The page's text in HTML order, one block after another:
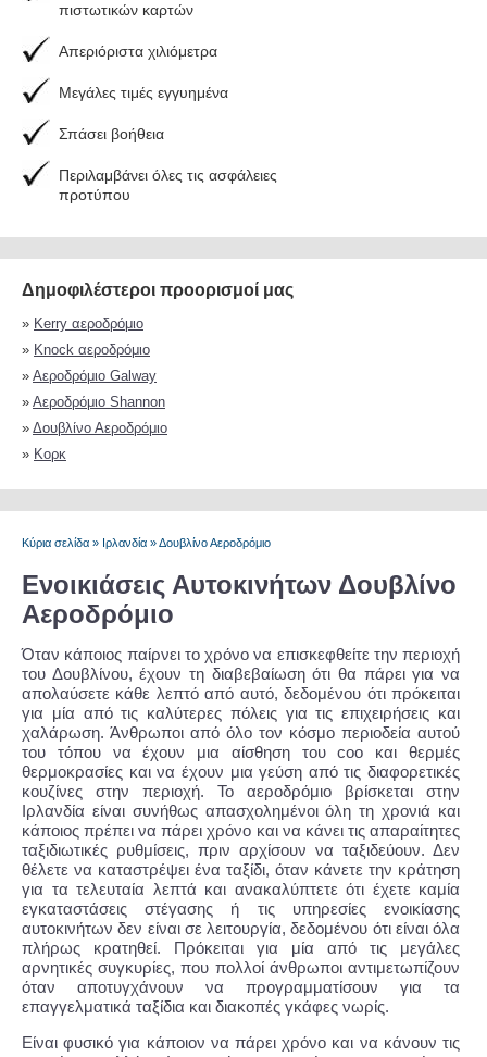
πιστωτικών καρτών
Απεριόριστα χιλιόμετρα
Μεγάλες τιμές εγγυημένα
Σπάσει βοήθεια
Περιλαμβάνει όλες τις ασφάλειες
προτύπου
Δημοφιλέστεροι προορισμοί μας
» Kerry αεροδρόμιο
» Knock αεροδρόμιο
» Αεροδρόμιο Galway
» Αεροδρόμιο Shannon
» Δουβλίνο Αεροδρόμιο
» Κορκ
Κύρια σελίδα » Ιρλανδία »Δουβλίνο Αεροδρόμιο
Ενοικιάσεις Αυτοκινήτων Δουβλίνο
Αεροδρόμιο
Όταν κάποιος παίρνει το χρόνο να επισκεφθείτε την περιοχή
του Δουβλίνου, έχουν τη διαβεβαίωση ότι θα πάρει για να
απολαύσετε κάθε λεπτό από αυτό, δεδομένου ότι πρόκειται
για μία από τις καλύτερες πόλεις για τις επιχειρήσεις και
χαλάρωση. Άνθρωποι από όλο τον κόσμο περιοδεία αυτού
του τόπου να έχουν μια αίσθηση του coo και θερμές
θερμοκρασίες και να έχουν μια γεύση από τις διαφορετικές
κουζίνες στην περιοχή. Το αεροδρόμιο βρίσκεται στην
Ιρλανδία είναι συνήθως απασχολημένοι όλη τη χρονιά και
κάποιος πρέπει να πάρει χρόνο και να κάνει τις απαραίτητες
ταξιδιωτικές ρυθμίσεις, πριν αρχίσουν να ταξιδεύουν. Δεν
θέλετε να καταστρέψει ένα ταξίδι, όταν κάνετε την κράτηση
για τα τελευταία λεπτά και ανακαλύπτετε ότι έχετε καμία
εγκαταστάσεις στέγασης ή τις υπηρεσίες ενοικίασης
αυτοκινήτων δεν είναι σε λειτουργία, δεδομένου ότι είναι όλα
πλήρως κρατηθεί. Πρόκειται για μία από τις μεγάλες
αρνητικές συγκυρίες, που πολλοί άνθρωποι αντιμετωπίζουν
όταν αποτυγχάνουν να προγραμματίσουν για τα
επαγγελματικά ταξίδια και διακοπές γκάφες νωρίς.
Είναι φυσικό για κάποιον να πάρει χρόνο και να κάνουν τις